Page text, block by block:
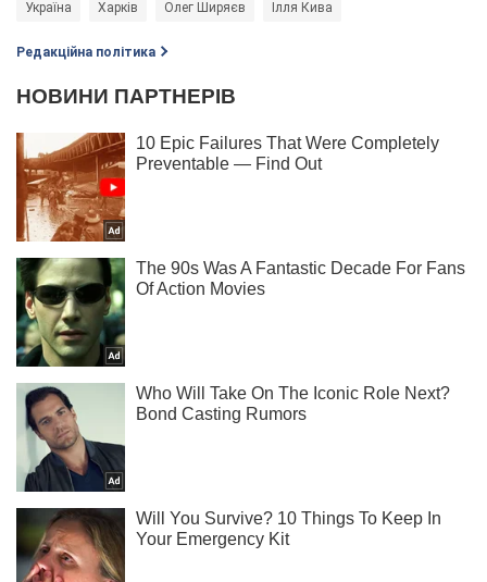
Україна Харків Олег Ширяєв Ілля Кива
Редакційна політика